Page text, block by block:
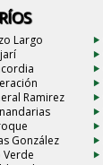
Largo
Ramirez
González
Verde